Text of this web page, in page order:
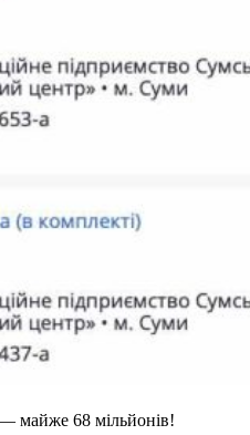
майже 68 мільйонів!